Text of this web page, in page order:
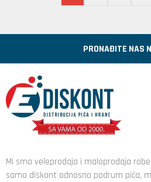
PRONAĐITE NAS
Mi smo veleprodaja i maloprodaja
samo diskont odnosno podrum pića,